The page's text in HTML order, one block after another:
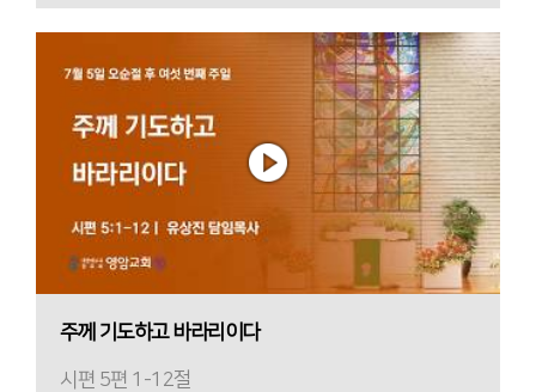
주께 기도하고 바라리이다
시편 5편 1-12절